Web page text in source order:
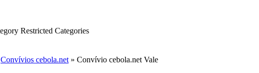
Restricted Categories
Convívios cebola.net » Convívio cebola.net Vale